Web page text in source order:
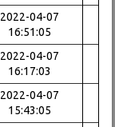
2022-04-07
16:51:05
2022-04-07
16:17:03
2022-04-07
15:43:05